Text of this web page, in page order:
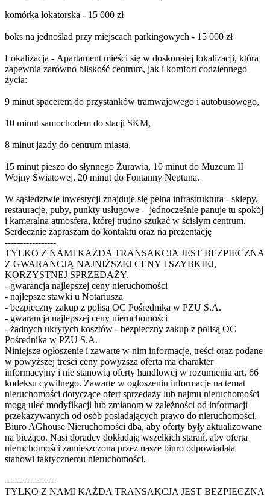
komórka lokatorska - 15 000 zł
boks na jednoślad przy miejscach parkingowych - 15 000 zł
Lokalizacja - Apartament mieści się w doskonałej lokalizacji, która
zapewnia zarówno bliskość centrum, jak i komfort codziennego
życia:
9 minut spacerem do przystanków tramwajowego i autobusowego,
10 minut samochodem do stacji SKM,
8 minut jazdy do centrum miasta,
15 minut pieszo do słynnego Żurawia, 10 minut do Muzeum II
Wojny Światowej, 20 minut do Fontanny Neptuna.
W sąsiedztwie inwestycji znajduje się pełna infrastruktura - sklepy,
restauracje, puby, punkty usługowe - jednocześnie panuje tu spokój
i kameralna atmosfera, której trudno szukać w ścisłym centrum.
Serdecznie zapraszam do kontaktu oraz na prezentację
-----------------
TYLKO Z NAMI KAŻDA TRANSAKCJA JEST BEZPIECZNA
Z GWARANCJĄ NAJNIŻSZEJ CENY I SZYBKIEJ,
KORZYSTNEJ SPRZEDAŻY.
- gwarancja najlepszej ceny nieruchomości
- najlepsze stawki u Notariusza
- bezpieczny zakup z polisą OC Pośrednika w PZU S.A.
- gwarancja najlepszej ceny nieruchomości
- żadnych ukrytych kosztów - bezpieczny zakup z polisą OC
Pośrednika w PZU S.A.
Niniejsze ogłoszenie i zawarte w nim informacje, treści oraz podane
w powyższej treści ceny powyższa oferta ma charakter
informacyjny i nie stanowią oferty handlowej w rozumieniu art. 66
kodeksu cywilnego. Zawarte w ogłoszeniu informacje na temat
nieruchomości dotyczące ofert sprzedaży lub najmu nieruchomości
mogą uleć modyfikacji lub zmianom w zależności od informacji
przekazywanych od osób posiadających prawo do nieruchomości.
Biuro AGhouse Nieruchomości dba, aby oferty były aktualizowane
na bieżąco. Nasi doradcy dokładają wszelkich starań, aby oferta
nieruchomości zamieszczona przez nasze biuro odpowiadała
stanowi faktycznemu nieruchomości.
-----------------
TYLKO Z NAMI KAŻDA TRANSAKCJA JEST BEZPIECZNA